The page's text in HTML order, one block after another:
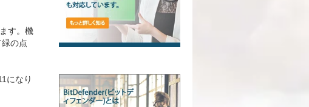
す。機
の点
になり